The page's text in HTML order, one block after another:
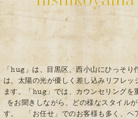
「hug」は、目黒区、西小山にひっそり
は、太陽の光が優しく差し込みリフレッ
ます。「hug」では、カウンセリングを
をお聞きしながら、どの様なスタイル
す。 「お任せ」でのお客様も多く、ヘ